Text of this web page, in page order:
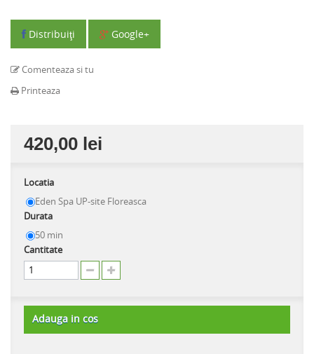
Distribuiţi Google+
Comenteaza si tu
Printeaza
420,00 lei
Locatia
Eden Spa UP-site Floreasca
Durata
50 min
Cantitate
Adauga in cos